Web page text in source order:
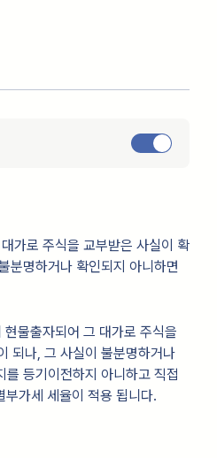
가로 주식을 교부받은 사실이 확
분명하거나 확인되지 아니하면
물출자되어 그 대가로 주식을
되나, 그 사실이 불분명하거나
등기이전하지 아니하고 직접
가세 세율이 적용 됩니다.